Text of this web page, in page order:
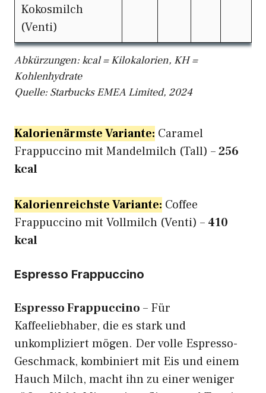
Kokosmilch
(Venti)
Abkürzungen: kcal = Kilokalorien, KH =
Kohlenhydrate
Quelle: Starbucks EMEA Limited, 2024
Kalorienärmste Variante: Caramel
Frappuccino mit Mandelmilch (Tall) –256
kcal
Kalorienreichste Variante: Coffee
Frappuccino mit Vollmilch (Venti) – 410
kcal
Espresso Frappuccino
Espresso Frappuccino – Für
Kaffeeliebhaber, die es stark und
unkompliziert mögen. Der volle Espresso-
Geschmack, kombiniert mit Eis und einem
Hauch Milch, macht ihn zu einer weniger